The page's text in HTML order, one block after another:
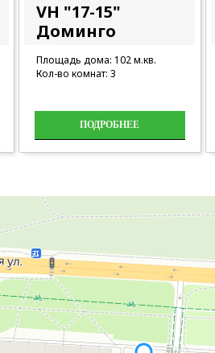
VH "17-15"
Доминго
Площадь дома: 102 м.кв.
Кол-во комнат: 3
ПОДРОБНЕЕ